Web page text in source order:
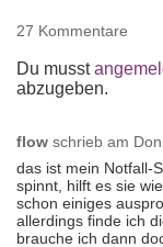
27 Kommentare
Du musst
abzugeben.
flow schrieb am
das ist mein Notfall-
spinnt, hilft es sie
schon einiges
allerdings finde ich
brauche ich dann